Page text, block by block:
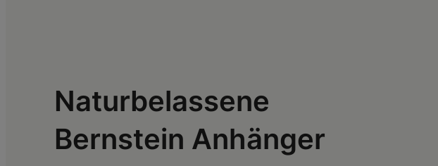
Naturbelassene
Bernstein Anhänger